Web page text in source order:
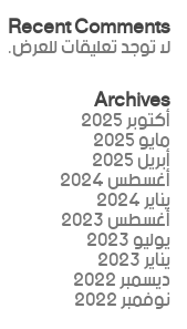
Recent Comments
لا توجد تعليقات للعرض.
Archives
أكتوبر 2025
مايو 2025
أبريل 2025
أغسطس 2024
يناير 2024
أغسطس 2023
يوليو 2023
يناير 2023
ديسمبر 2022
نوفمبر 2022